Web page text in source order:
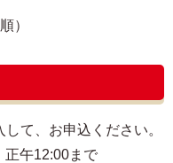
）
て、お申込ください。
正午12:00まで